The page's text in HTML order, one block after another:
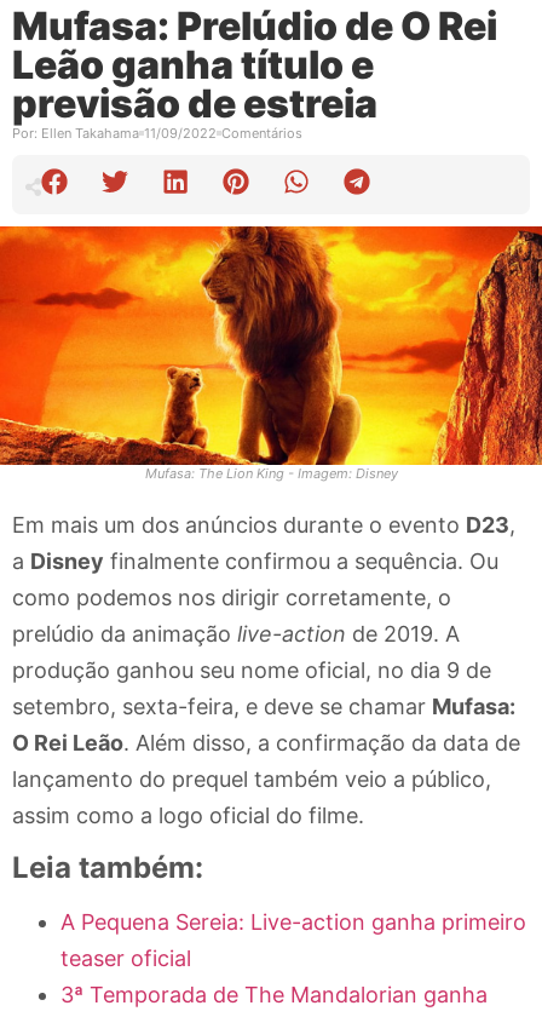
Mufasa: Prelúdio de O Rei
Leão ganha título e
previsão de estreia
Por: Ellen Takahama 11/09/2022 Comentários
Mufasa: The Lion King - Imagem: Disney
Em mais um dos anúncios durante o evento D23,
a Disney finalmente confirmou a sequência. Ou
como podemos nos dirigir corretamente, o
prelúdio da animação live-action de 2019. A
produção ganhou seu nome oficial, no dia 9 de
setembro, sexta-feira, e deve se chamar Mufasa:
O Rei Leão. Além disso, a confirmação da data de
lançamento do prequel também veio a público,
assim como a logo oficial do filme.
Leia também:
A Pequena Sereia: Live-action ganha primeiro
teaser oficial
3ª Temporada de The Mandalorian ganha